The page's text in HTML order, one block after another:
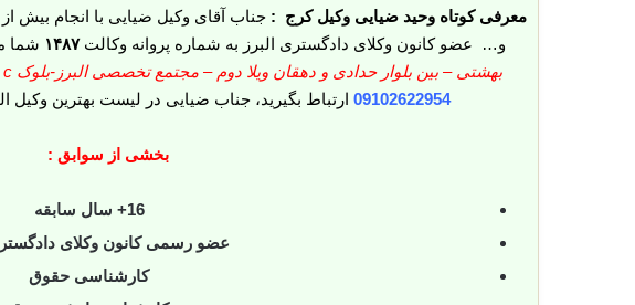
معرفی کوتاه وحید ضیایی وکیل کرج : جناب آقای وکیل ضیایی با انجام بیش از
و… عضو کانون وکلای دادگستری البرز به شماره پروانه وکالت۱۴۸۷ شما
بهشتی – بین بلوار حدادی و دهقان ویلا دوم – مجتمع تخصصی البرز-بلوک c -طبقه دوم واحد 21
09102622954 ارتباط بگیرید، جناب ضیایی در لیست بهترین وکیل
بخشی از سوابق :
16+ سال سابقه
عضو رسمی کانون وکلای
کارشناسی حقوق